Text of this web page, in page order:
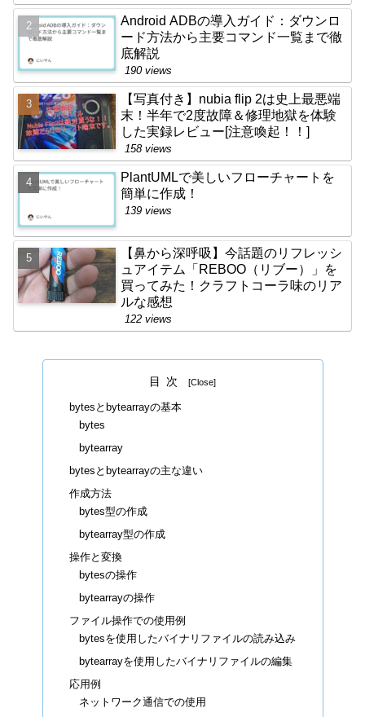
Android ADBの導入ガイド：ダウンロ
ード方法から主要コマンド一覧まで徹
底解説
190 views
【写真付き】nubia flip 2は史上最悪端
末！半年で2度故障＆修理地獄を体験
した実録レビュー[注意喚起！！]
158 views
PlantUMLで美しいフローチャートを
簡単に作成！
139 views
【鼻から深呼吸】今話題のリフレッシ
ュアイテム「REBOO（リブー）」を
買ってみた！クラフトコーラ味のリア
ルな感想
122 views
目次
bytesとbytearrayの基本
bytes
bytearray
bytesとbytearrayの主な違い
作成方法
bytes型の作成
bytearray型の作成
操作と変換
bytesの操作
bytearrayの操作
ファイル操作での使用例
bytesを使用したバイナリファイルの読み込み
bytearrayを使用したバイナリファイルの編集
応用例
ネットワーク通信での使用